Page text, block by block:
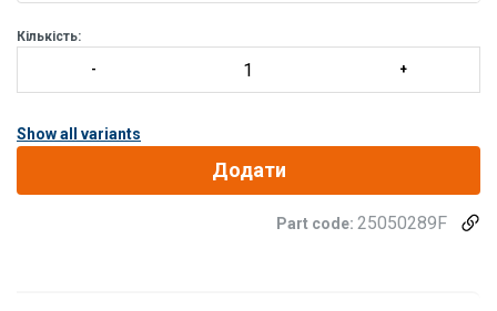
Кількість:
Show all variants
Додати
Part code: 25050289F